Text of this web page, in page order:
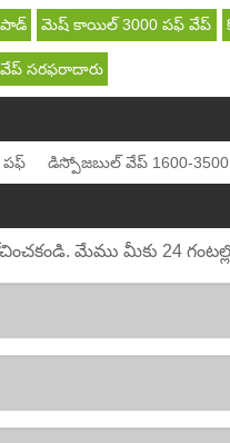
పాడ్ మెష్ కాయిల్ 3000 పఫ్ వేప్
సరఫరాదారు
పఫ్ డిస్పోజబుల్ వేప్ 1600-
మేము మీకు 24 గంటల్లో